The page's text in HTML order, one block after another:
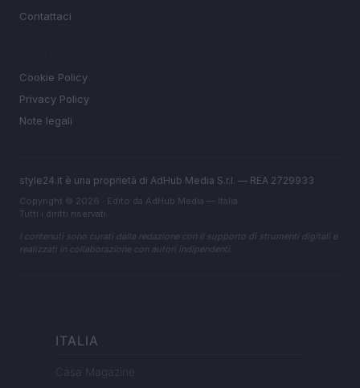
Contattaci
Cookie Policy
Privacy Policy
Note legali
style24.it è una proprietà di AdHub Media S.r.l. — REA 2729933
Copyright © 2026 · Edito da AdHub Media — Italia
Tutti i diritti riservati
I contenuti sono curati dalla redazione con il supporto di strumenti digitali e
realizzati in collaborazione con autori indipendenti.
ITALIA
Casa Magazine